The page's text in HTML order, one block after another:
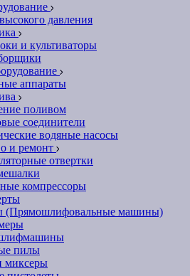
давления
и культиваторы
аппараты
поливом
соединители
водяные насосы
и ремонт
отвертки
компрессоры
(Прямошлифовальные машины)
пилы
миксеры